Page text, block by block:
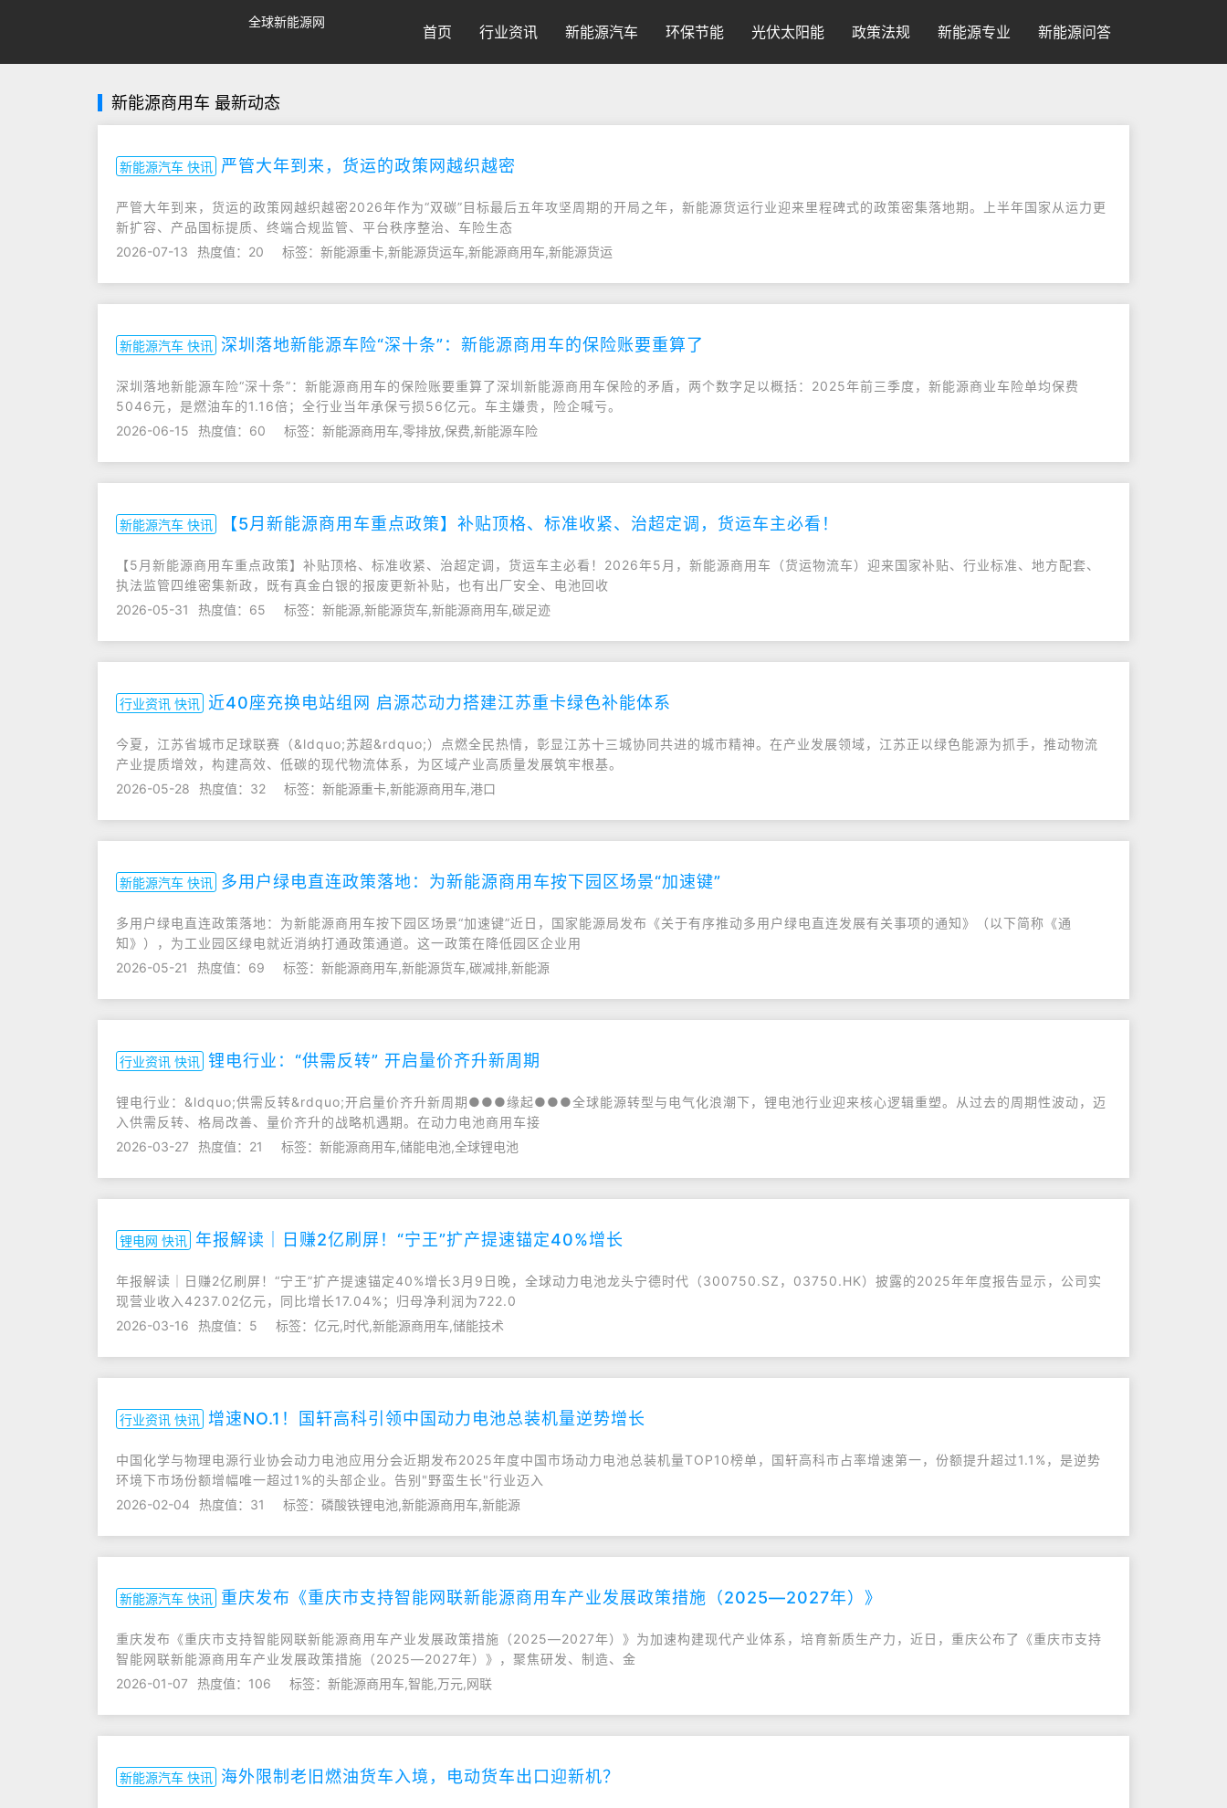
全球新能源网
首页 行业资讯 新能源汽车 环保节能 光伏太阳能 政策法规 新能源专业 新能源问答
新能源商用车 最新动态
新能源汽车 快讯 严管大年到来，货运的政策网越织越密
严管大年到来，货运的政策网越织越密2026年作为“双碳”目标最后五年攻坚周期的开局之年，新能源货运行业迎来里程碑式的政策密集落地期。上半年国家从运力更
新扩容、产品国标提质、终端合规监管、平台秩序整治、车险生态
2026-07-13
热度值：20 标签：新能源重卡,新能源货运车,新能源商用车,新能源货运
新能源汽车 快讯 深圳落地新能源车险“深十条”：新能源商用车的保险账要重算了
深圳落地新能源车险“深十条”：新能源商用车的保险账要重算了深圳新能源商用车保险的矛盾，两个数字足以概括：2025年前三季度，新能源商业车险单均保费
5046元，是燃油车的1.16倍；全行业当年承保亏损56亿元。车主嫌贵，险企喊亏。
2026-06-15
热度值：60 标签：新能源商用车,零排放,保费,新能源车险
新能源汽车 快讯 【5月新能源商用车重点政策】补贴顶格、标准收紧、治超定调，货运车主必看！
【5月新能源商用车重点政策】补贴顶格、标准收紧、治超定调，货运车主必看！2026年5月，新能源商用车（货运物流车）迎来国家补贴、行业标准、地方配套、
执法监管四维密集新政，既有真金白银的报废更新补贴，也有出厂安全、电池回收
2026-05-31
热度值：65 标签：新能源,新能源货车,新能源商用车,碳足迹
行业资讯 快讯 近40座充换电站组网 启源芯动力搭建江苏重卡绿色补能体系
今夏，江苏省城市足球联赛（&ldquo;苏超&rdquo;）点燃全民热情，彰显江苏十三城协同共进的城市精神。在产业发展领域，江苏正以绿色能源为抓手，推动物流
产业提质增效，构建高效、低碳的现代物流体系，为区域产业高质量发展筑牢根基。
2026-05-28
热度值：32 标签：新能源重卡,新能源商用车,港口
新能源汽车 快讯 多用户绿电直连政策落地：为新能源商用车按下园区场景“加速键”
多用户绿电直连政策落地：为新能源商用车按下园区场景“加速键”近日，国家能源局发布《关于有序推动多用户绿电直连发展有关事项的通知》（以下简称《通
知》），为工业园区绿电就近消纳打通政策通道。这一政策在降低园区企业用
2026-05-21
热度值：69 标签：新能源商用车,新能源货车,碳减排,新能源
行业资讯 快讯 锂电行业：“供需反转” 开启量价齐升新周期
锂电行业：&ldquo;供需反转&rdquo;开启量价齐升新周期●●●缘起●●●全球能源转型与电气化浪潮下，锂电池行业迎来核心逻辑重塑。从过去的周期性波动，迈
入供需反转、格局改善、量价齐升的战略机遇期。在动力电池商用车接
2026-03-27
热度值：21 标签：新能源商用车,储能电池,全球锂电池
锂电网 快讯 年报解读｜日赚2亿刷屏！“宁王”扩产提速锚定40%增长
年报解读｜日赚2亿刷屏！“宁王”扩产提速锚定40%增长3月9日晚，全球动力电池龙头宁德时代（300750.SZ，03750.HK）披露的2025年年度报告显示，公司实
现营业收入4237.02亿元，同比增长17.04%；归母净利润为722.0
2026-03-16
热度值：5 标签：亿元,时代,新能源商用车,储能技术
行业资讯 快讯 增速NO.1！国轩高科引领中国动力电池总装机量逆势增长
中国化学与物理电源行业协会动力电池应用分会近期发布2025年度中国市场动力电池总装机量TOP10榜单，国轩高科市占率增速第一，份额提升超过1.1%，是逆势
环境下市场份额增幅唯一超过1%的头部企业。告别"野蛮生长"行业迈入
2026-02-04
热度值：31 标签：磷酸铁锂电池,新能源商用车,新能源
新能源汽车 快讯 重庆发布《重庆市支持智能网联新能源商用车产业发展政策措施（2025—2027年）》
重庆发布《重庆市支持智能网联新能源商用车产业发展政策措施（2025—2027年）》为加速构建现代产业体系，培育新质生产力，近日，重庆公布了《重庆市支持
智能网联新能源商用车产业发展政策措施（2025—2027年）》，聚焦研发、制造、金
2026-01-07
热度值：106 标签：新能源商用车,智能,万元,网联
新能源汽车 快讯 海外限制老旧燃油货车入境，电动货车出口迎新机？